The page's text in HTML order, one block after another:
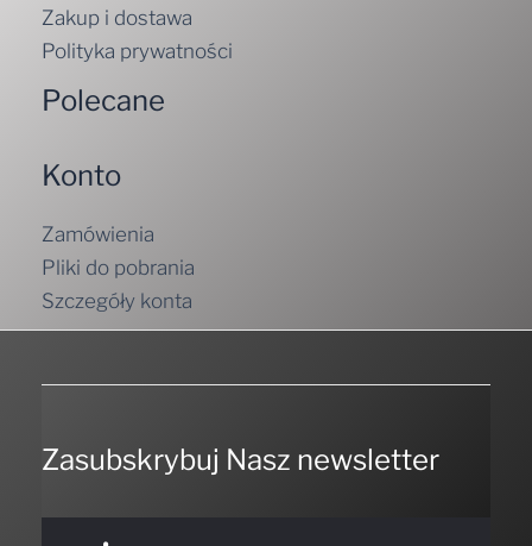
Zakup i dostawa
Polityka prywatności
Polecane
Konto
Zamówienia
Pliki do pobrania
Szczegóły konta
Zasubskrybuj Nasz newsletter